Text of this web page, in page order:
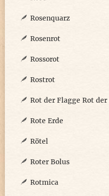
Rosenquarz
Rosenrot
Rossorot
Rostrot
Rot der Flagge Rot
Rote Erde
Rötel
Roter Bolus
Rotmica